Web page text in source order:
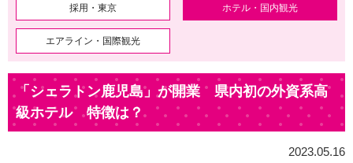
採用・東京 ホテル・国内観光
エアライン・国際観光
「シェラトン鹿児島」が開業 県内初の外資系高
級ホテル 特徴は？
2023.05.16